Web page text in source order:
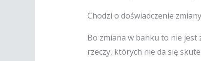
Chodzi o doświadczenie
Bo zmiana w banku to nie jest
rzeczy, których nie da się